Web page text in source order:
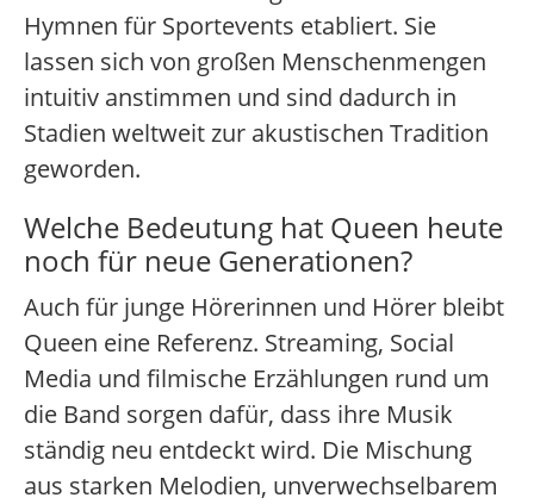
Hymnen für Sportevents etabliert. Sie
lassen sich von großen Menschenmengen
intuitiv anstimmen und sind dadurch in
Stadien weltweit zur akustischen Tradition
geworden.
Welche Bedeutung hat Queen heute
noch für neue Generationen?
Auch für junge Hörerinnen und Hörer bleibt
Queen eine Referenz. Streaming, Social
Media und filmische Erzählungen rund um
die Band sorgen dafür, dass ihre Musik
ständig neu entdeckt wird. Die Mischung
aus starken Melodien, unverwechselbarem